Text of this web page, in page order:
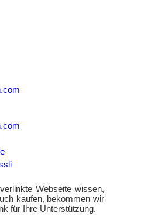
Webseite wissen,
kaufen, bekommen wir
für Ihre Unterstützung.